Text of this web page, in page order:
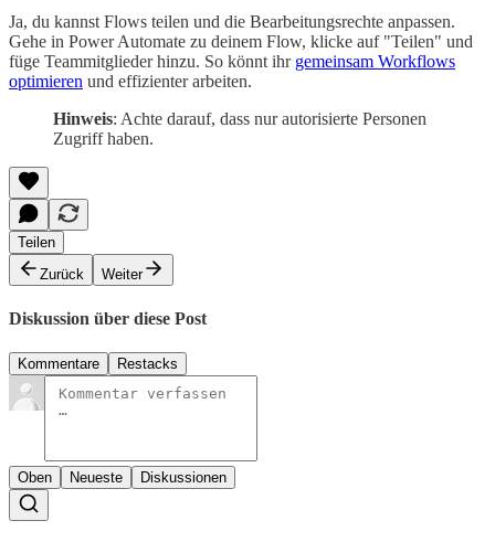
Ja, du kannst Flows teilen und die Bearbeitungsrechte anpassen.
Gehe in Power Automate zu deinem Flow, klicke auf "Teilen" und
füge Teammitglieder hinzu. So könnt ihr gemeinsam Workflows
optimieren und effizienter arbeiten.
Hinweis: Achte darauf, dass nur autorisierte Personen
Zugriff haben.
Teilen
Zurück
Weiter
Diskussion über diese Post
Kommentare Restacks
Oben Neueste Diskussionen